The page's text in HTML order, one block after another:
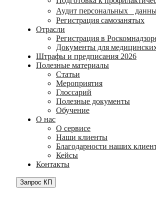
Аудит персональных
Регистрация самозанятых
Отрасли
Регистрация в
Документы для
Штрафы и предписания 2026
Полезные материалы
Статьи
Мероприятия
Глоссарий
Полезные документы
Обучение
О нас
О сервисе
Наши клиенты
Благодарности наших
Кейсы
Контакты
Запрос КП